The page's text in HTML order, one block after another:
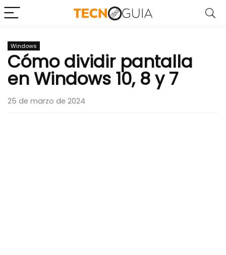
Windows
Cómo dividir pantalla
en Windows 10, 8 y 7
25 de marzo de 2024